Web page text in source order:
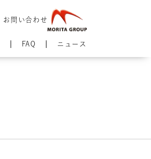
お問い合わせ
FAQ ニュース